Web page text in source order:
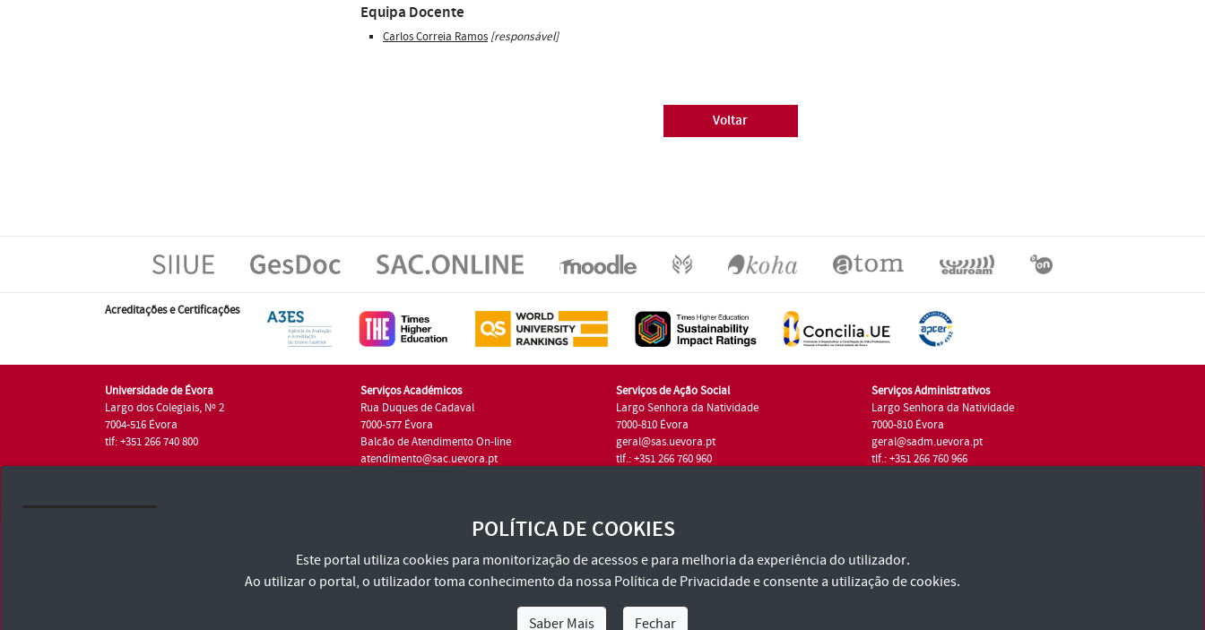
Equipa Docente
Carlos Correia Ramos [responsável]
Voltar
Acreditações e Certificações
Universidade de Évora
Largo dos Colegiais, Nº 2
7004-516 Évora
tlf: +351 266 740 800
Serviços Académicos
Rua Duques de Cadaval
7000-577 Évora
Balcão de Atendimento On-line
atendimento@sac.uevora.pt
Serviços de Ação Social
Largo Senhora da Natividade
7000-810 Évora
geral@sas.uevora.pt
tlf.: +351 266 760 960
Serviços Administrativos
Largo Senhora da Natividade
7000-810 Évora
geral@sadm.uevora.pt
tlf.: +351 266 760 966
Consulte os Termos e Condições e Política de Privacidade
POLÍTICA DE COOKIES
Este portal utiliza cookies para monitorização de acessos e para melhoria da experiência do utilizador.
Ao utilizar o portal, o utilizador toma conhecimento da nossa Política de Privacidadee consente a utilização de cookies.
Saber Mais Fechar